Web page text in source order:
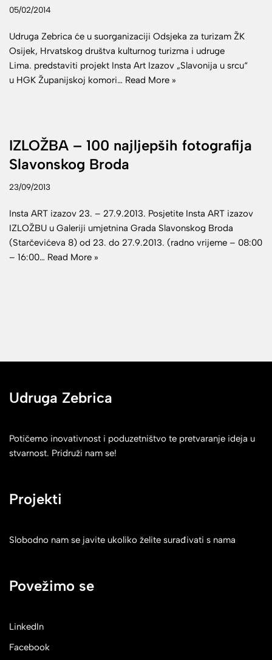
05/02/2014
Udruga Zebrica će u suorganizaciji Odsjeka za turizam ŽK
Osijek, Hrvatskog društva kulturnog turizma i udruge
Lima. predstaviti projekt Insta Art Izazov „Slavonija u srcu“
u HGK Županijskoj komori… Read More »
IZLOŽBA – 100 najljepših fotografija
Slavonskog Broda
23/09/2013
Insta ART izazov 23. – 27.9.2013. Posjetite Insta ART izazov
IZLOŽBU u Galeriji umjetnina Grada Slavonskog Broda
(Starčevićeva 8) od 23. do 27.9.2013. (radno vrijeme – 08:00
– 16:00… Read More »
Udruga Zebrica
Potičemo inovativnost i poduzetništvo te pretvaranje ideja u
stvarnost. Pridruži nam se!
Projekti
Slobodno nam se javite ukoliko želite surađivati s nama
Povežimo se
LinkedIn
Facebook